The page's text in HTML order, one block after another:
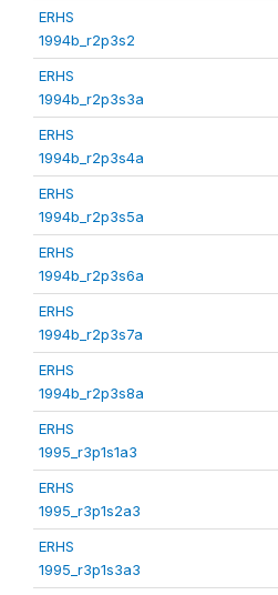
ERHS
1994b_r2p3s2
ERHS
1994b_r2p3s3a
ERHS
1994b_r2p3s4a
ERHS
1994b_r2p3s5a
ERHS
1994b_r2p3s6a
ERHS
1994b_r2p3s7a
ERHS
1994b_r2p3s8a
ERHS
1995_r3p1s1a3
ERHS
1995_r3p1s2a3
ERHS
1995_r3p1s3a3